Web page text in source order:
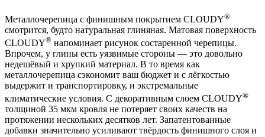
Металлочерепица с финишным покрытием CLOUDY®
смотрится, будто натуральная глиняная. Матовая поверхность
CLOUDY® напоминает рисунок состаренной черепицы.
Впрочем, у глины есть уязвимые стороны — это довольно
недешёвый и хрупкий материал. В то время как
металлочерепица сэкономит ваш бюджет и с лёгкостью
выдержит и транспортировку, и экстремальные
климатические условия. С декоративным слоем CLOUDY®
толщиной 35 мкм кровля не потеряет своих качеств на
протяжении нескольких десятков лет. Запатентованные
добавки значительно усиливают твёрдость финишного слоя и